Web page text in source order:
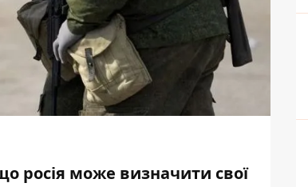
росія може визначити свої